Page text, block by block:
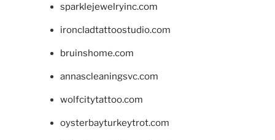
sparklejewelryinc.com
ironcladtattoostudio.com
bruinshome.com
annascleaningsvc.com
wolfcitytattoo.com
oysterbayturkeytrot.com